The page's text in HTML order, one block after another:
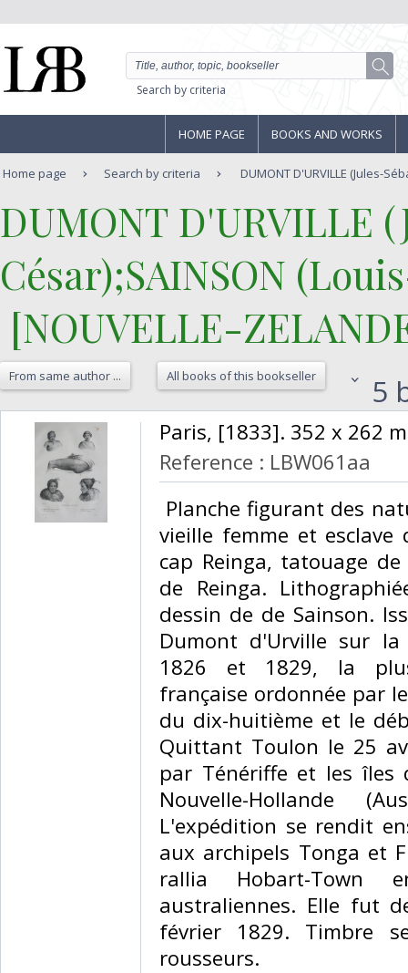
Search by criteria
HOME PAGE BOOKS AND WORKS
Home page Search by criteria DUMONT D'URVILLE (Jules-
‎DUMONT D'URVILLE
César);SAINSON
[NOUVELLE-
From same author ... All books of this bookseller 5
‎Paris, [1833]. 352 x 262
Reference : LBW061aa
Planche figurant des
vieille femme et esclave
cap Reinga, tatouage
de Reinga.
dessin de de Sainson.
Dumont d'Urville sur
1826 et 1829, la
française ordonnée par
du dix-huitième et le
Quittant Toulon le 25
par Ténériffe et les îles
Nouvelle-Hollande
L'expédition se rendit
aux archipels Tonga et
rallia Hobart-Town
australiennes. Elle fut
février 1829. Timbre
rousseurs.‎